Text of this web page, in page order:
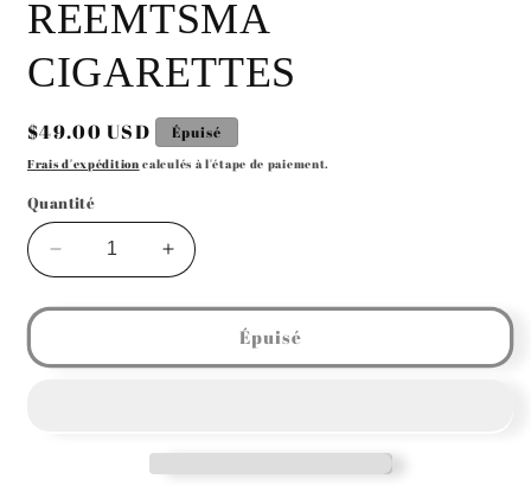
REEMTSMA
CIGARETTES
Prix
habituel
$49.00 USD Épuisé
Frais d'expédition calculés à l'étape de paiement.
Quantité
Réduire
la
quantité
GERMAN
CIGARETTES
Augmenter
la
quantité
GERMAN
CIGARETTES
Épuisé